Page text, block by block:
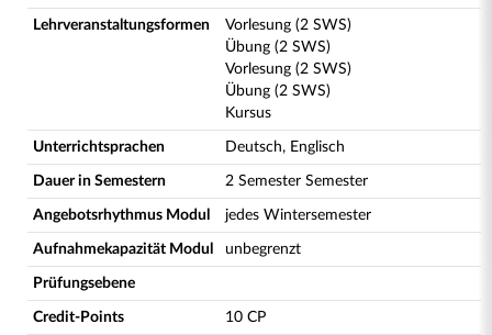
Lehrveranstaltungsformen
Vorlesung (2 SWS)
Übung (2 SWS)
Vorlesung (2 SWS)
Übung (2 SWS)
Kursus
Unterrichtsprachen Deutsch, Englisch
Dauer in Semestern 2 Semester Semester
Angebotsrhythmus Modul jedes Wintersemester
Aufnahmekapazität Modul unbegrenzt
Prüfungsebene
Credit-Points 10 CP